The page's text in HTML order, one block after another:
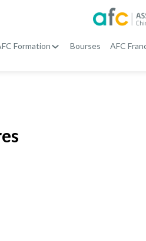
Formation Bourses AFC